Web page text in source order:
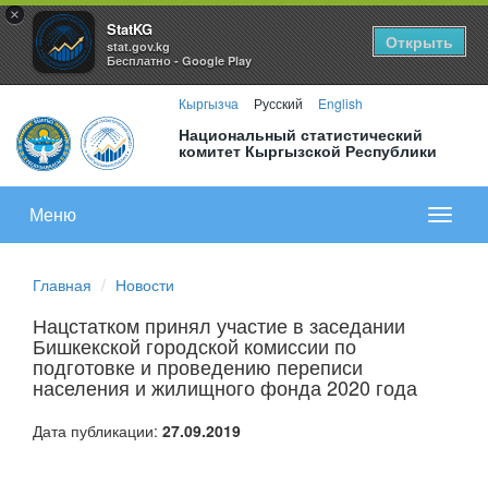
×
StatKG
stat.gov.kg
Бесплатно - Google Play
Открыть
Кыргызча Русский English
Национальный статистический
комитет Кыргызской Республики
меню
Меню
Главная Новости
Нацстатком принял участие в заседании
Бишкекской городской комиссии по
подготовке и проведению переписи
населения и жилищного фонда 2020 года
Дата публикации: 27.09.2019